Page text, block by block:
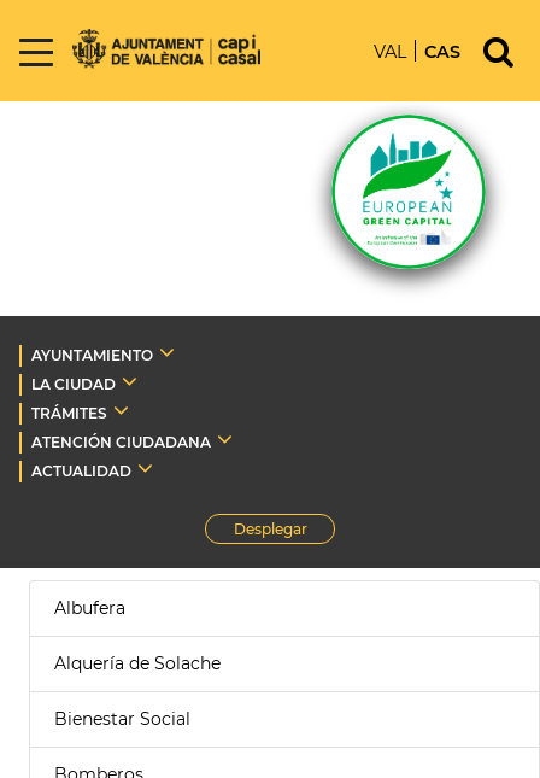
VAL CAS
AYUNTAMIENTO
LA CIUDAD
TRÁMITES
ATENCIÓN CIUDADANA
ACTUALIDAD
Desplegar
Albufera
Alquería de Solache
Bienestar Social